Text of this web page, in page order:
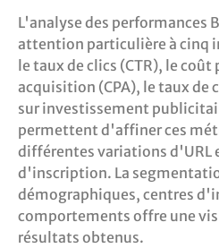
L'analyse des performances
attention particulière à cinq
le taux de clics (CTR), le coût
acquisition (CPA), le taux de
sur investissement
permettent d'affiner ces
différentes variations d'URL
d'inscription. La
démographiques, centres
comportements offre une
résultats obtenus.